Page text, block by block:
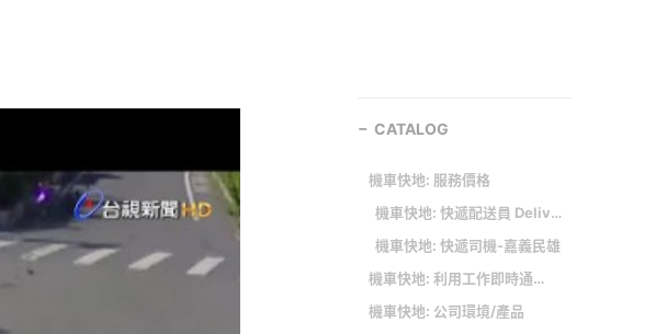
CATALOG
機車快地: 服務價格
機車快地: 快遞配送員 Delivery staff
機車快地: 快遞司機-嘉義民雄
機車快地: 利用工作即時通，輕鬆地與雇主建立初步聯繫
機車快地: 公司環境/產品